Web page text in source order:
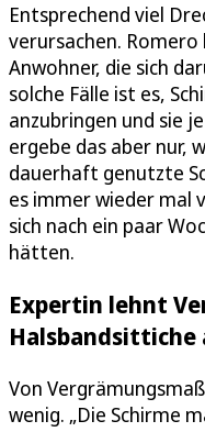
Entsprechend viel
verursachen.
Anwohner, die sich
solche Fälle ist es,
anzubringen und sie
ergebe das aber nur,
dauerhaft genutzte
es immer wieder mal
sich nach ein paar
hätten.
Expertin lehnt
Halsbandsittiche
Von
wenig. „Die Schirme